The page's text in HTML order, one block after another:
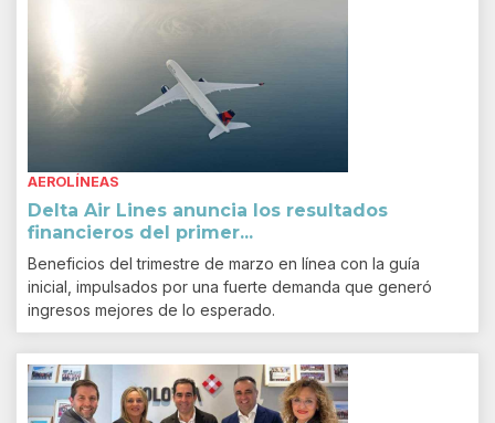
AEROLÍNEAS
Delta Air Lines anuncia los resultados
financieros del primer...
Beneficios del trimestre de marzo en línea con la guía
inicial, impulsados por una fuerte demanda que generó
ingresos mejores de lo esperado.